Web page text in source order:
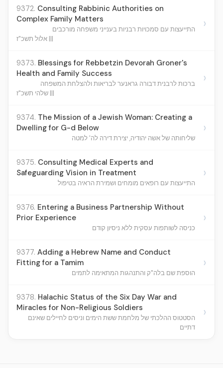
9372. Consulting Rabbinic Authorities on
Complex Family Matters
התייעצות עם סמכויות רבניות בענייני משפחה מורכבים
אלול תשכ"ז |||
›
9373. Blessings for Rebbetzin Devorah Groner's
Health and Family Success
ברכות לרבנית דבורה גראנער לבריאות ולהצלחת המשפחה
שלהי תשכ"ז |||
›
9374. The Mission of a Jewish Woman: Creating a
Dwelling for G-d Below
שליחותה של אשה יהודיה, יצירת דירה לה' למטה
›
9375. Consulting Medical Experts and
Safeguarding Vision in Treatment
התייעצות עם רופאים מומחים ושמירת הראיה בטיפול
›
9376. Entering a Business Partnership Without
Prior Experience
כניסה לשותפות עסקית ללא ניסיון קודם
›
9377. Adding a Hebrew Name and Conduct
Fitting for a Tamim
הוספת שם בלה"ק והתנהגות המתאימה לתמים
›
9378. Halachic Status of the Six Day War and
Miracles for Non-Religious Soldiers
הסטטוס ההלכתי של מלחמת ששת הימים וניסים לחיילים שאינם
דתיים
›